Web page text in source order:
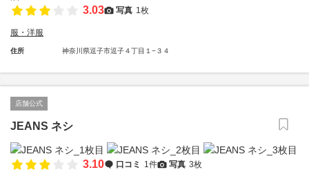
3.03 写真 1枚
服・洋服
住所 神奈川県逗子市逗子４丁目１−３４
店舗公式
JEANS ネシ
3.10 口コミ 1件 写真 3枚